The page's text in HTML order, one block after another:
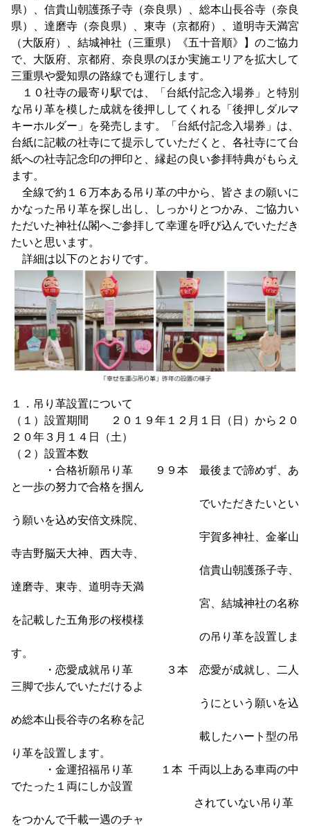
県）、信貴山朝護孫子寺（奈良県）、総本山長谷寺（奈良
県）、達磨寺（奈良県）、東寺（京都府）、道明寺天満宮
（大阪府）、結城神社（三重県）《五十音順》】のご協力
で、大阪府、京都府、奈良県のほか実施エリアを拡大して
三重県や愛知県の路線でも運行します。
１０社寺の最寄り駅では、「台紙付記念入場券」と特別
な吊り革を模した成就を後押ししてくれる「後押しダルマ
キーホルダー」を発売します。「台紙付記念入場券」は、
台紙に記載の社寺にて提示していただくと、各社寺にて台
紙への社寺記念印の押印と、縁起の良い参拝特典がもらえ
ます。
全線で約１６万本ある吊り革の中から、皆さまの願いに
かなった吊り革を探し出し、しっかりとつかみ、ご協力い
ただいた神社仏閣へご参拝して幸運を呼び込んでいただき
たいと思います。
詳細は以下のとおりです。
１．吊り革設置について
（１）設置期間 ２０１９年１２月１日（日）から２０
２０年３月１４日（土）
（２）設置本数
・合格祈願吊り革 ９９本 最後まで諦めず、あ
と一歩の努力で合格を掴ん
でいただきたいとい
う願いを込め安倍文殊院、
宇賀多神社、金峯山
寺吉野脳天大神、西大寺、
信貴山朝護孫子寺、
達磨寺、東寺、道明寺天満
宮、結城神社の名称
を記載した五角形の桜模様
の吊り革を設置しま
す。
・恋愛成就吊り革 ３本 恋愛が成就し、二人
三脚で歩んでいただけるよ
うにという願いを込
め総本山長谷寺の名称を記
載したハート型の吊
り革を設置します。
・金運招福吊り革 １本 千両以上ある車両の中
でたった１両にしか設置
されていない吊り革
をつかんで千載一遇のチャ